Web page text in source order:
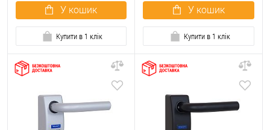
У кошик
Купити в 1 клік
У кошик
Купити в 1 клік